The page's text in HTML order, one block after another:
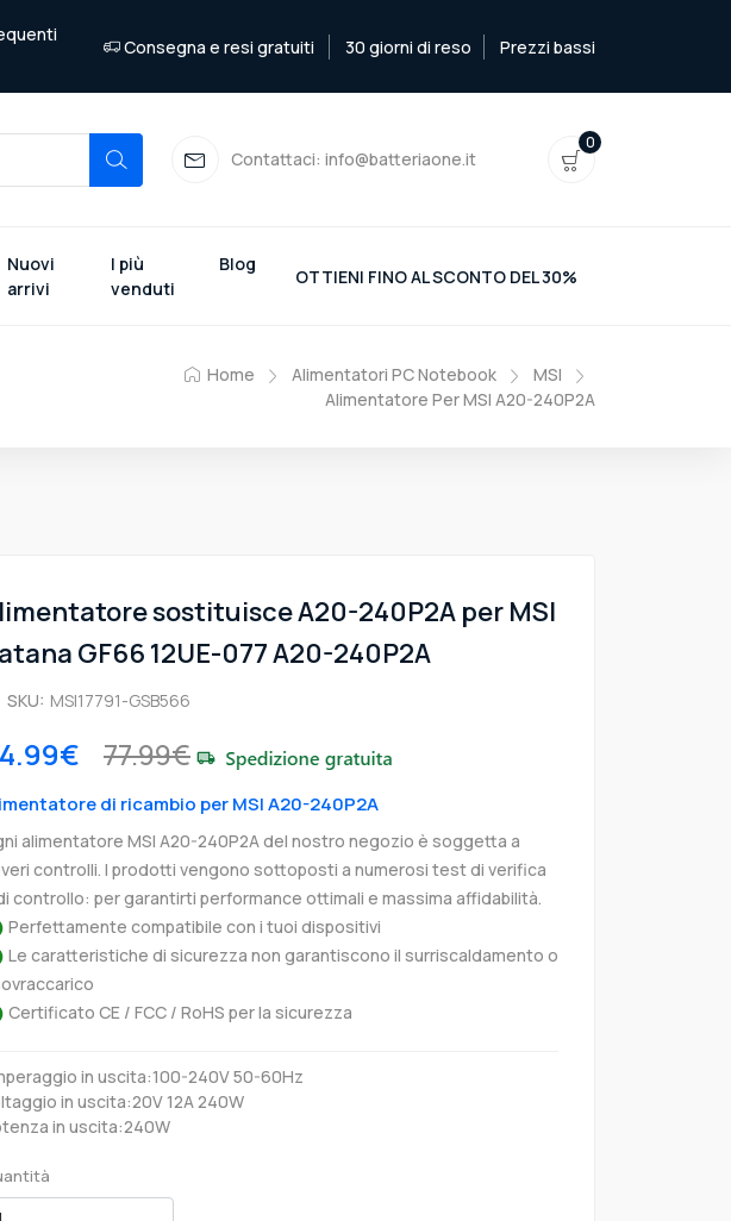
Consegna e resi gratuiti 30 giorni di reso Prezzi bassi
Contattaci: info@batteriaone.it
0
Nuovi
arrivi
I più
venduti
Blog
OTTIENI FINO AL SCONTO DEL 30%
Home Alimentatori PC Notebook
MSI
Alimentatore Per MSI A20-240P2A
sostituisce A20-240P2A per MSI
GF66 12UE-077 A20-240P2A
SKU: MSI17791-GSB566
77.99€
di ricambio per MSI A20-240P2A
alimentatore MSI A20-240P2A del nostro negozio è soggetta a
controlli. I prodotti vengono sottoposti a numerosi test di verifica
controllo: per garantirti performance ottimali e massima affidabilità.
Perfettamente compatibile con i tuoi dispositivi
Le caratteristiche di sicurezza non garantiscono il surriscaldamento o
Certificato CE / FCC / RoHS per la sicurezza
in uscita:100-240V 50-60Hz
in uscita:20V 12A 240W
in uscita:240W